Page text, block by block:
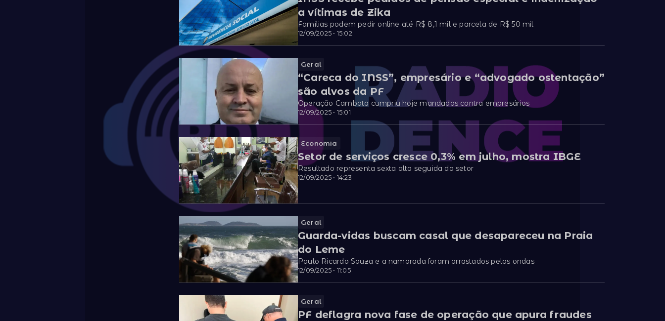
12/09/2025 • 15:02
a vítimas de Zika
Famílias podem pedir online até R$ 8,1 mil e parcela de R$ 50 mil
Geral
12/09/2025 • 15:01
“Careca do INSS”, empresário e “advogado ostentação”
são alvos da PF
Operação Cambota cumpriu hoje mandados contra empresários
Economia
12/09/2025 • 14:23
Setor de serviços cresce 0,3% em julho, mostra IBGE
Resultado representa sexta alta seguida do setor
Geral
12/09/2025 • 11:05
Guarda-vidas buscam casal que desapareceu na Praia
do Leme
Paulo Ricardo Souza e a namorada foram arrastados pelas ondas
Geral
PF deflagra nova fase de operação que apura fraudes